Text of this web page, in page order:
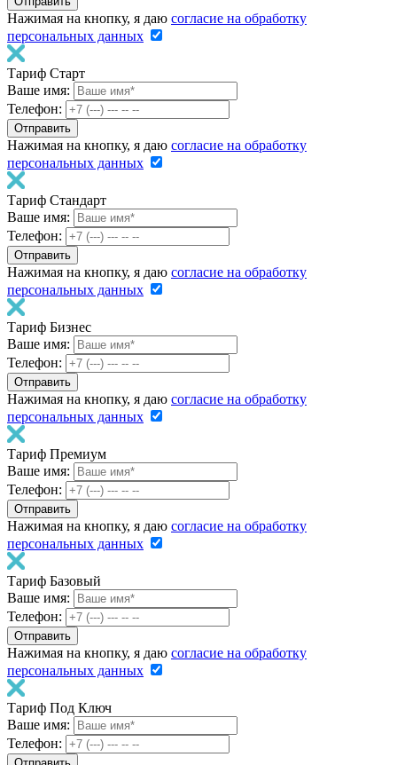
Нажимая на кнопку, я даю согласие на обработку
персональных данных
Тариф Старт
Ваше имя:
Телефон:
Нажимая на кнопку, я даю согласие на обработку
персональных данных
Тариф Стандарт
Ваше имя:
Телефон:
Нажимая на кнопку, я даю согласие на обработку
персональных данных
Тариф Бизнес
Ваше имя:
Телефон:
Нажимая на кнопку, я даю согласие на обработку
персональных данных
Тариф Премиум
Ваше имя:
Телефон:
Нажимая на кнопку, я даю согласие на обработку
персональных данных
Тариф Базовый
Ваше имя:
Телефон:
Нажимая на кнопку, я даю согласие на обработку
персональных данных
Тариф Под Ключ
Ваше имя:
Телефон: